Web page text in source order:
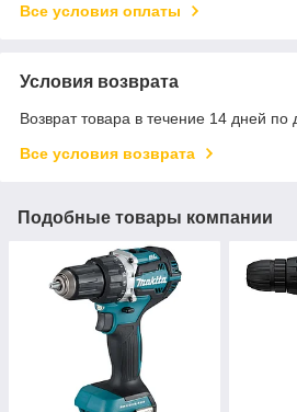
Все условия оплаты
Условия возврата
Возврат товара в течение 14 дней по
Все условия возврата
Подобные товары компании